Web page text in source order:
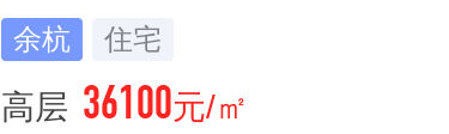
余杭 住宅
高层 36100元/㎡